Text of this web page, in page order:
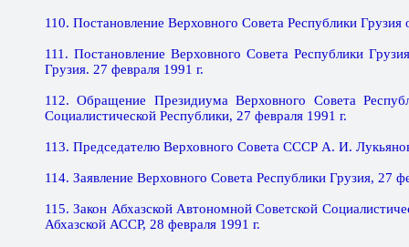
110. Постановление Верховного Совета Республики
111. Постановление Верховного Совета Республики
Грузия. 27 февраля 1991 г.
112. Обращение Президиума Верховного Совета
Социалистической Республики, 27 февраля 1991 г.
113. Председателю Верховного Совета СССР А. И.
114. Заявление Верховного Совета Республики Грузия, 27
115. Закон Абхазской Автономной Советской
Абхазской АССР, 28 февраля 1991 г.